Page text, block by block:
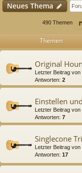
Neues Thema
490 Themen
Themen
Original
Letzter Beitrag von
Antworten: 2
Einstellen
Letzter Beitrag von
Antworten: 7
Singlecone
Letzter Beitrag von
Antworten: 17